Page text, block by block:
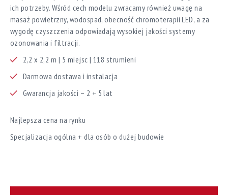
ich potrzeby. Wśród cech modelu zwracamy również uwagę na
masaż powietrzny, wodospad, obecność chromoterapii LED, a za
wygodę czyszczenia odpowiadają wysokiej jakości systemy
ozonowania i filtracji.
2,2 x 2,2 m | 5 miejsc | 118 strumieni
Darmowa dostawa i instalacja
Gwarancja jakości – 2 + 5 lat
Najlepsza cena na rynku
Specjalizacja ogólna + dla osób o dużej budowie